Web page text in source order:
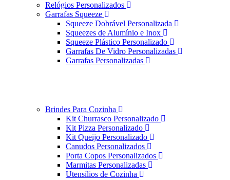
Relógios Personalizados
Garrafas Squeeze
Squeeze Dobrável Personalizada
Squeezes de Alumínio e Inox
Squeeze Plástico Personalizado
Garrafas De Vidro Personalizadas
Garrafas Personalizadas
Brindes Para Cozinha
Kit Churrasco Personalizado
Kit Pizza Personalizado
Kit Queijo Personalizado
Canudos Personalizados
Porta Copos Personalizados
Marmitas Personalizadas
Utensílios de Cozinha